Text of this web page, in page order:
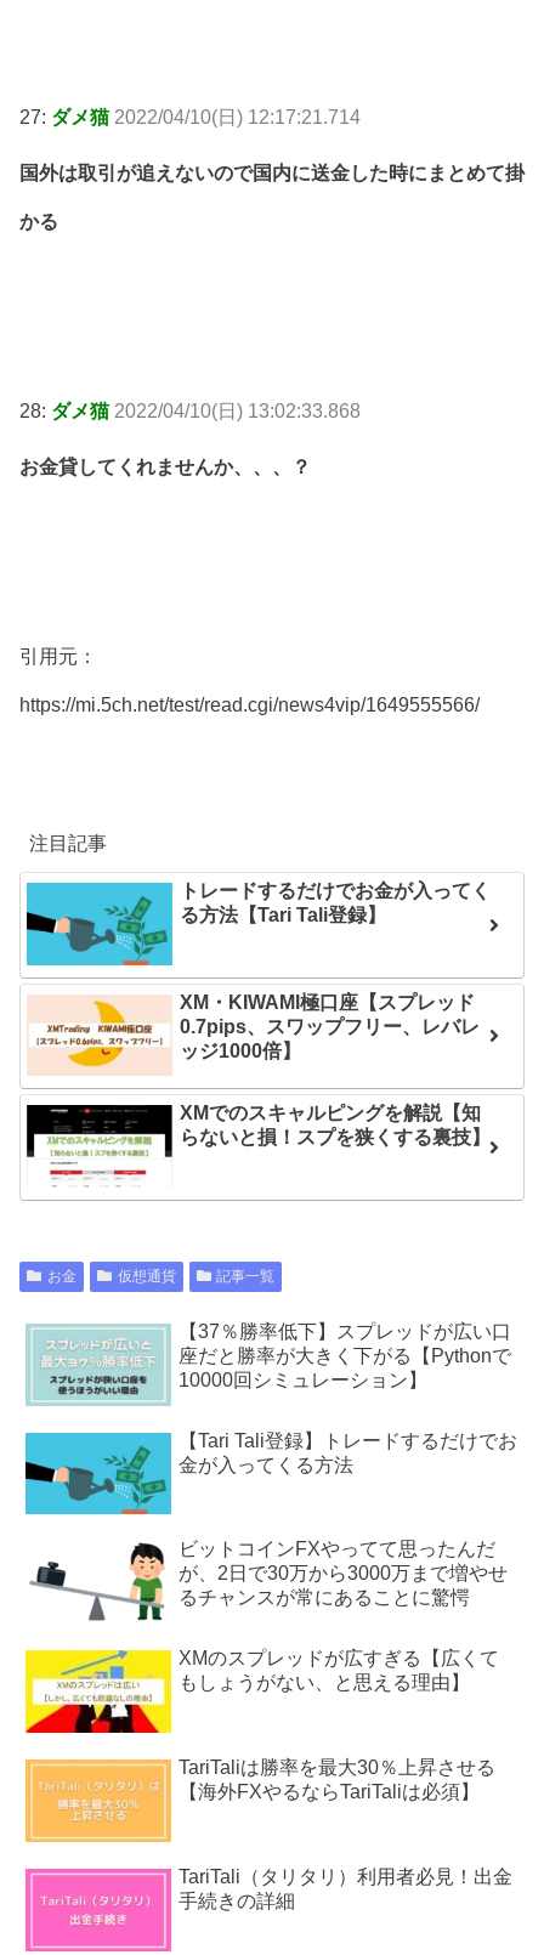
27: ダメ猫 2022/04/10(日) 12:17:21.714
国外は取引が追えないので国内に送金した時にまとめて掛
かる
28: ダメ猫 2022/04/10(日) 13:02:33.868
お金貸してくれませんか、、、？
引用元：
https://mi.5ch.net/test/read.cgi/news4vip/1649555566/
注目記事
トレードするだけでお金が入ってく
る方法【Tari Tali登録】
XM・KIWAMI極口座【スプレッド
0.7pips、スワップフリー、レバレ
ッジ1000倍】
XMでのスキャルピングを解説【知
らないと損！スプを狭くする裏技】
お金 仮想通貨 記事一覧
【37％勝率低下】スプレッドが広い口
座だと勝率が大きく下がる【Pythonで
10000回シミュレーション】
【Tari Tali登録】トレードするだけでお
金が入ってくる方法
ビットコインFXやってて思ったんだ
が、2日で30万から3000万まで増やせ
るチャンスが常にあることに驚愕
XMのスプレッドが広すぎる【広くて
もしょうがない、と思える理由】
TariTaliは勝率を最大30％上昇させる
【海外FXやるならTariTaliは必須】
TariTali（タリタリ）利用者必見！出金
手続きの詳細